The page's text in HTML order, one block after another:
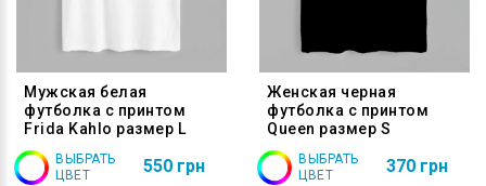
Мужская белая
футболка с принтом
Frida Kahlo размер L
ВЫБРАТЬ
ЦВЕТ
550 грн
Женская черная
футболка с принтом
Queen размер S
ВЫБРАТЬ
ЦВЕТ
370 грн